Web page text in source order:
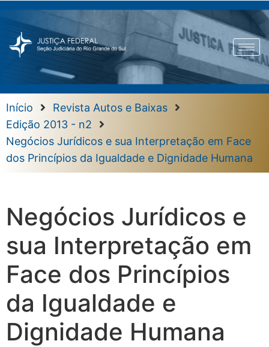
Início
Revista Autos e Baixas
Edição 2013 - n2
Negócios Jurídicos e sua Interpretação em Face
dos Princípios da Igualdade e Dignidade Humana
Negócios Jurídicos e
sua Interpretação em
Face dos Princípios
da Igualdade e
Dignidade Humana